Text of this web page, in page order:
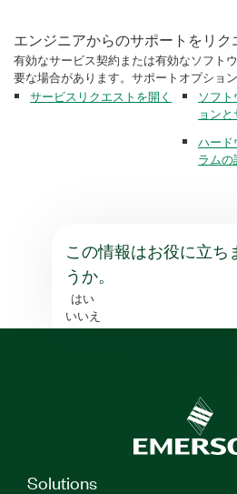
エンジニアからのサポートをリク
有効なサービス契約または有効なソフト
要な場合があります。サポートオプショ
サービスリクエストを開く
ソフ
ョン
ハード
ラム
この情報はお役に立ち
うか。
はい
いいえ
Solutions